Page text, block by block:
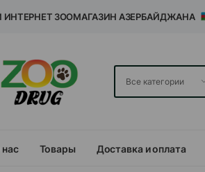
ИНТЕРНЕТ ЗООМАГАЗИН АЗЕРБАЙДЖАНА
Товары Доставка и оплата